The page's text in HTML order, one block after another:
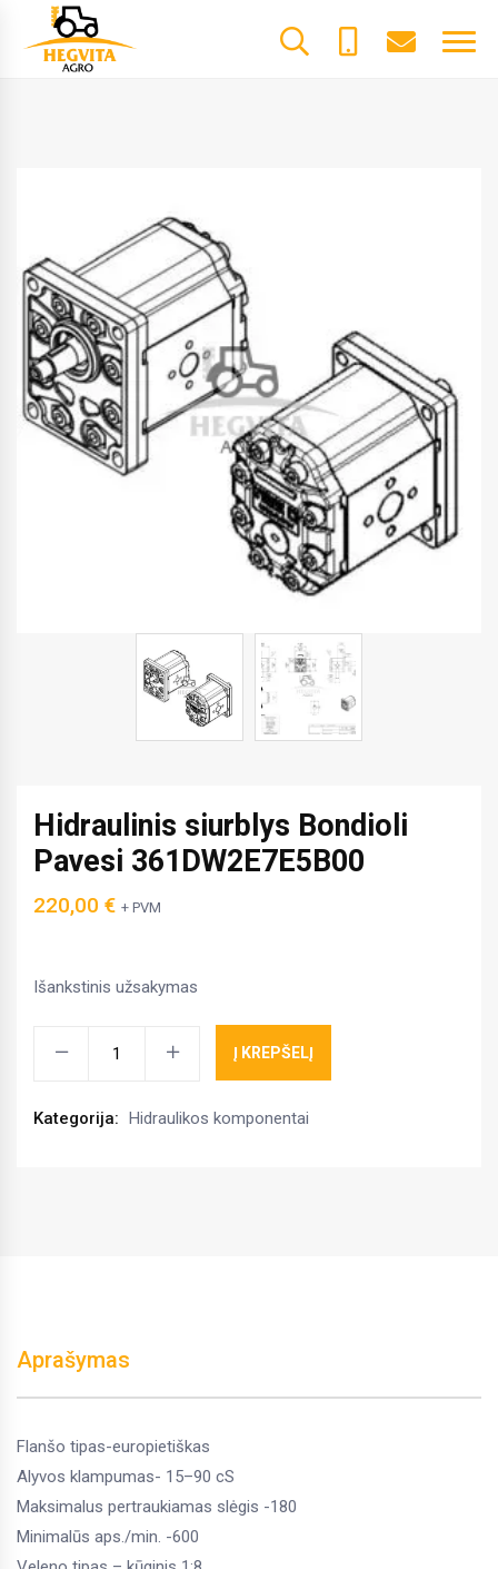
Hidraulinis siurblys Bondioli
Pavesi 361DW2E7E5B00
220,00 € + PVM
Išankstinis užsakymas
Pavesi
Į KREPŠELĮ
Kategorija: Hidraulikos komponentai
Aprašymas
Flanšo tipas-europietiškas
Alyvos klampumas- 15–90 cS
Maksimalus pertraukiamas slėgis -180
Minimalūs aps./min. -600